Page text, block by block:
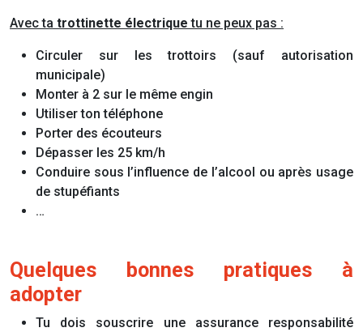
Avec ta trottinette électrique tu ne peux pas :
Circuler sur les trottoirs (sauf autorisation
municipale)
Monter à 2 sur le même engin
Utiliser ton téléphone
Porter des écouteurs
Dépasser les 25 km/h
Conduire sous l’influence de l’alcool ou après usage
de stupéfiants
…
Quelques bonnes pratiques à
adopter
Tu dois souscrire une assurance responsabilité